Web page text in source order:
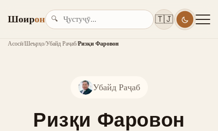
Шоирон 🔍 🇹🇯
Асосӣ/Шеърҳо/Убайд Раҷаб/Ризқи Фаровон
Убайд Раҷаб
Ризқи Фаровон